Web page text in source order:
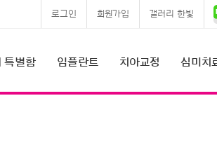
로그인 회원가입 갤러리 한빛
특별함 임플란트 치아교정 심미치